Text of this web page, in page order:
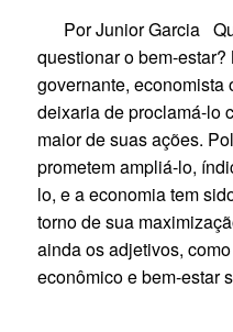
Por Junior Garcia
questionar o bem-estar?
governante, economista
deixaria de proclamá-lo
maior de suas ações.
prometem ampliá-lo,
lo, e a economia tem
torno de sua
ainda os adjetivos,
econômico e bem-estar